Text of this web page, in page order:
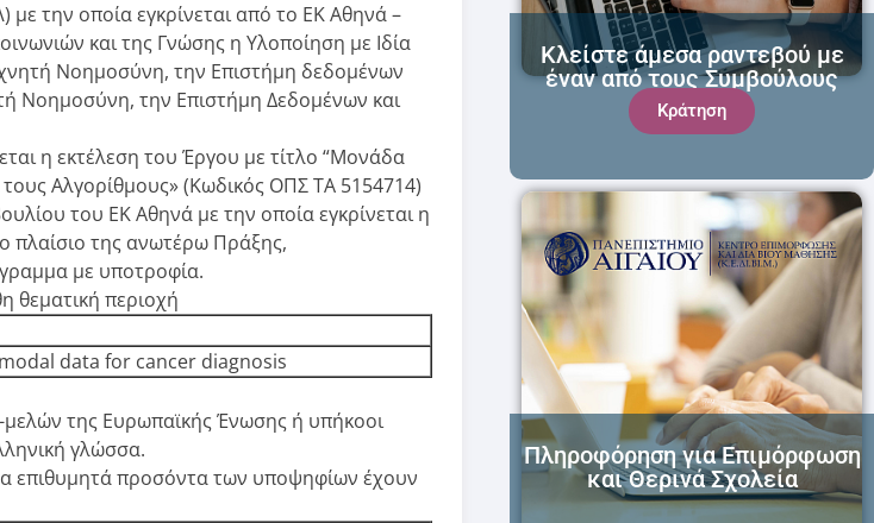
την οποία εγκρίνεται από το ΕΚ Αθηνά –
και της Γνώσης η Υλοποίηση με Ιδία
Νοημοσύνη, την Επιστήμη δεδομένων
Νοημοσύνη, την Επιστήμη Δεδομένων και
η εκτέλεση του Έργου με τίτλο “Μονάδα
Αλγορίθμους» (Κωδικός ΟΠΣ ΤΑ 5154714)
του ΕΚ Αθηνά με την οποία εγκρίνεται η
πλαίσιο της ανωτέρω Πράξης,
με υποτροφία.
θεματική περιοχή
data for cancer diagnosis
μελών της Ευρωπαϊκής Ένωσης ή υπήκοοι
γλώσσα.
επιθυμητά προσόντα των υποψηφίων έχουν
Κράτηση
Κλείστε άμεσα ραντεβού με
έναν από τους Συμβούλους
μας!
Πληροφόρηση για Επιμόρφωση
και Θερινά Σχολεία